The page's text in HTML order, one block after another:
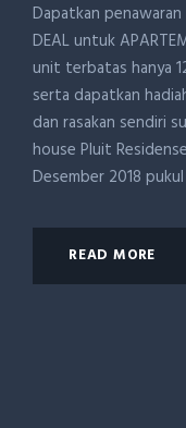
Dapatkan penawaran
DEAL untuk
unit terbatas hanya
serta dapatkan
dan rasakan sendiri
house Pluit
Desember 2018
READ MORE